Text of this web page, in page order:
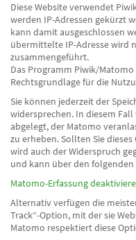
Diese Website verwendet
werden IP-Adressen gekürzt
kann damit ausgeschlossen
übermittelte IP-Adresse wird
zusammengeführt.
Das Programm Piwik/
Rechtsgrundlage für die
Sie können jederzeit der
widersprechen. In diesem
abgelegt, der Matomo
zu erheben. Sollten Sie
wird auch der Widerspruch
und kann über den
Matomo-Erfassung
Alternativ verfügen die
Track“-Option, mit der sie
Matomo respektiert diese